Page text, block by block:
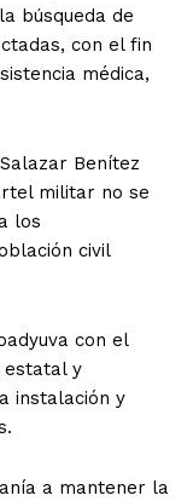
búsqueda de
con el fin
médica,
Benítez
militar no se
los
civil
con el
estatal y
instalación y
a mantener la